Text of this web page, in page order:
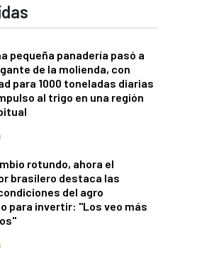
pequeña panadería pasó a
de la molienda, con
para 1000 toneladas diarias
al trigo en una región
rotundo, ahora el
brasilero destaca las
del agro
para invertir: "Los veo más